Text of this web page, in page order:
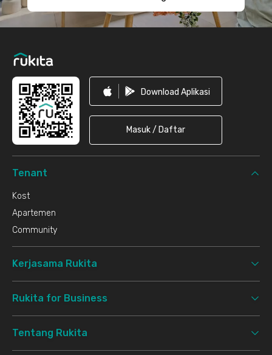
Download Aplikasi
Masuk / Daftar
Tenant
Kost
Apartemen
Community
Kerjasama Rukita
Rukita for Business
Tentang Rukita